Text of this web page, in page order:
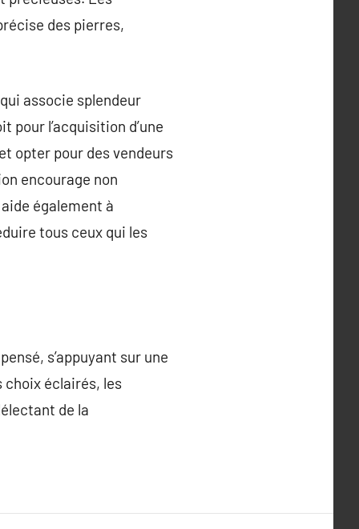
des pierres,
associe splendeur
l’acquisition d’une
opter pour des vendeurs
encourage non
également à
tous ceux qui les
s’appuyant sur une
choix éclairés, les
de la